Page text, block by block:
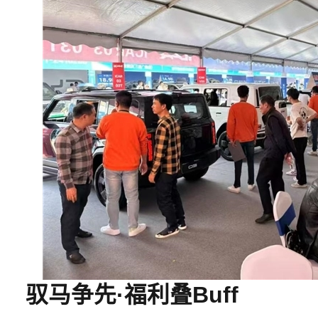
驭马争先·福利叠Buff